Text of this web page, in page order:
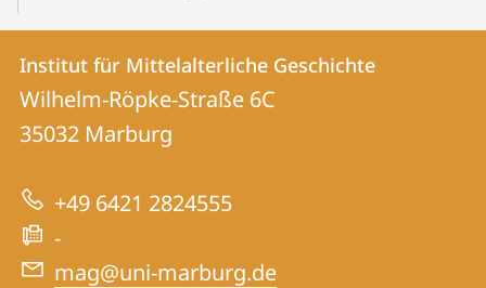
Kontakt
und
Informationen
zur
Website
Kontaktinformationen
Institut
für
Mittelalterliche
Geschichte
Institut für Mittelalterliche Geschichte
Wilhelm-Röpke-Straße 6C
35032 Marburg
+49 6421 2824555
-
mag@uni-marburg.de